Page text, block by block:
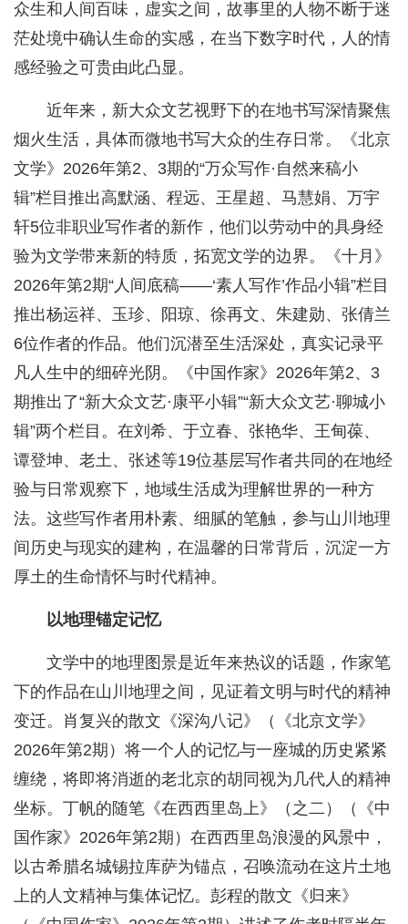
众生和人间百味，虚实之间，故事里的人物不断于迷
茫处境中确认生命的实感，在当下数字时代，人的情
感经验之可贵由此凸显。
近年来，新大众文艺视野下的在地书写深情聚焦
烟火生活，具体而微地书写大众的生存日常。《北京
文学》2026年第2、3期的“万众写作·自然来稿小
辑”栏目推出高默涵、程远、王星超、马慧娟、万宇
轩5位非职业写作者的新作，他们以劳动中的具身经
验为文学带来新的特质，拓宽文学的边界。《十月》
2026年第2期“人间底稿——‘素人写作’作品小辑”栏目
推出杨运祥、玉珍、阳琼、徐再文、朱建勋、张倩兰
6位作者的作品。他们沉潜至生活深处，真实记录平
凡人生中的细碎光阴。《中国作家》2026年第2、3
期推出了“新大众文艺·康平小辑”“新大众文艺·聊城小
辑”两个栏目。在刘希、于立春、张艳华、王甸葆、
谭登坤、老土、张述等19位基层写作者共同的在地经
验与日常观察下，地域生活成为理解世界的一种方
法。这些写作者用朴素、细腻的笔触，参与山川地理
间历史与现实的建构，在温馨的日常背后，沉淀一方
厚土的生命情怀与时代精神。
以地理锚定记忆
文学中的地理图景是近年来热议的话题，作家笔
下的作品在山川地理之间，见证着文明与时代的精神
变迁。肖复兴的散文《深沟八记》（《北京文学》
2026年第2期）将一个人的记忆与一座城的历史紧紧
缠绕，将即将消逝的老北京的胡同视为几代人的精神
坐标。丁帆的随笔《在西西里岛上》（之二）（《中
国作家》2026年第2期）在西西里岛浪漫的风景中，
以古希腊名城锡拉库萨为锚点，召唤流动在这片土地
上的人文精神与集体记忆。彭程的散文《归来》